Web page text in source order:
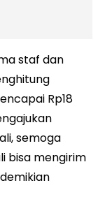
staf dan
Rp18
semoga
bisa mengirim